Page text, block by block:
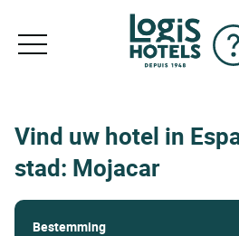
Vind uw hotel in
stad: Mojacar
Bestemming